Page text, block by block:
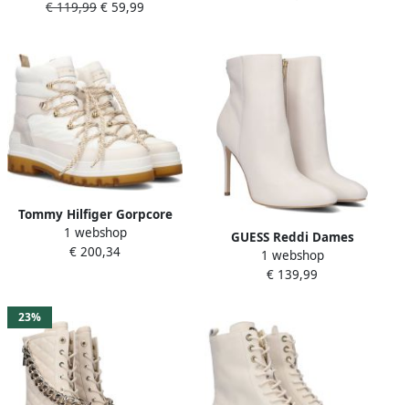
Gebroken wit
€ 119,99 € 59,99
Tommy Hilfiger Gorpcore
Laced Outdoor Boot
Veterboots Laarzen Met
1 webshop
€ 200,34
GUESS Reddi Dames
Enkellaars Cream
1 webshop
€ 139,99
23%